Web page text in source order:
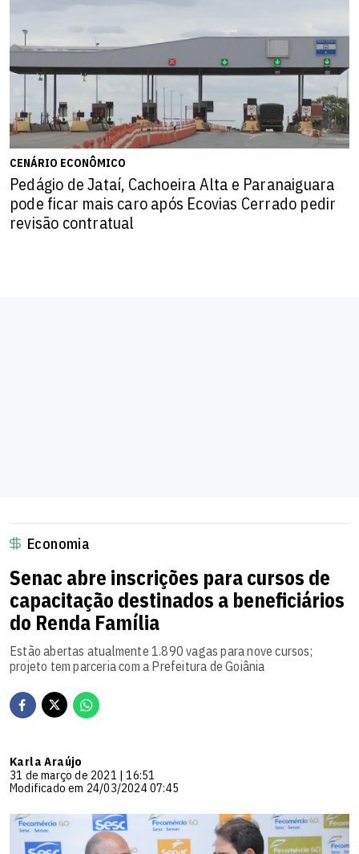
CENÁRIO ECONÔMICO
Pedágio de Jataí, Cachoeira Alta e Paranaiguara
pode ficar mais caro após Ecovias Cerrado pedir
revisão contratual
Economia
Senac abre inscrições para cursos de
capacitação destinados a beneficiários
do Renda Família
Estão abertas atualmente 1.890 vagas para nove cursos;
projeto tem parceria com a Prefeitura de Goiânia
Karla Araújo
31 de março de 2021 | 16:51
Modificado em 24/03/2024 07:45